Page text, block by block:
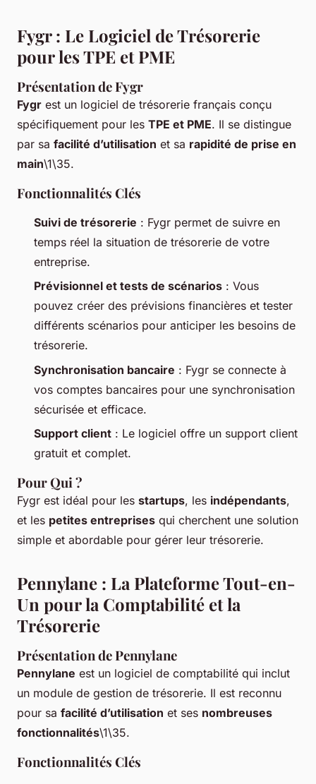
Fygr : Le Logiciel de Trésorerie
pour les TPE et PME
Présentation de Fygr
Fygr est un logiciel de trésorerie français conçu
spécifiquement pour les TPE et PME. Il se distingue
par sa facilité d’utilisation et sa rapidité de prise en
main\1\35.
Fonctionnalités Clés
Suivi de trésorerie : Fygr permet de suivre en
temps réel la situation de trésorerie de votre
entreprise.
Prévisionnel et tests de scénarios : Vous
pouvez créer des prévisions financières et tester
différents scénarios pour anticiper les besoins de
trésorerie.
Synchronisation bancaire : Fygr se connecte à
vos comptes bancaires pour une synchronisation
sécurisée et efficace.
Support client : Le logiciel offre un support client
gratuit et complet.
Pour Qui ?
Fygr est idéal pour les startups, les indépendants,
et les petites entreprises qui cherchent une solution
simple et abordable pour gérer leur trésorerie.
Pennylane : La Plateforme Tout-en-
Un pour la Comptabilité et la
Trésorerie
Présentation de Pennylane
Pennylane est un logiciel de comptabilité qui inclut
un module de gestion de trésorerie. Il est reconnu
pour sa facilité d’utilisation et ses nombreuses
fonctionnalités\1\35.
Fonctionnalités Clés